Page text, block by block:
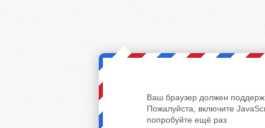
Ваш браузер должен
Пожалуйста, включите
попробуйте ещё раз